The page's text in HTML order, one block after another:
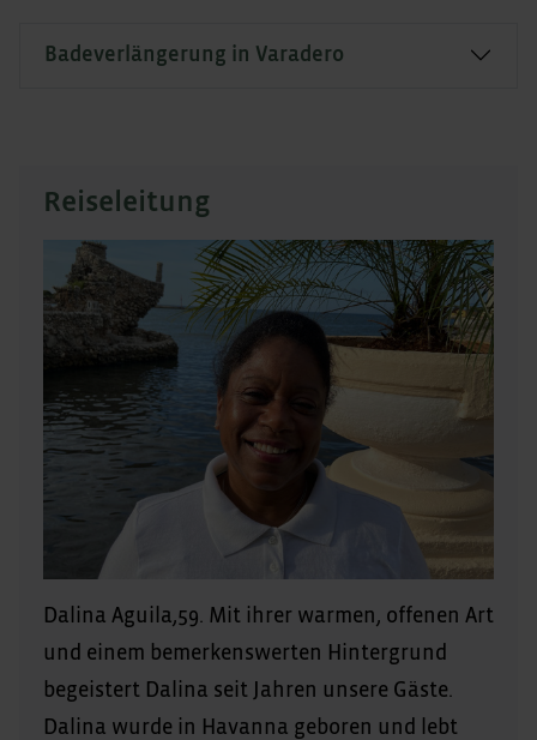
Badeverlängerung in Varadero
Reiseleitung
Dalina Aguila,59. Mit ihrer warmen, offenen Art
und einem bemerkenswerten Hintergrund
begeistert Dalina seit Jahren unsere Gäste.
Dalina wurde in Havanna geboren und lebt